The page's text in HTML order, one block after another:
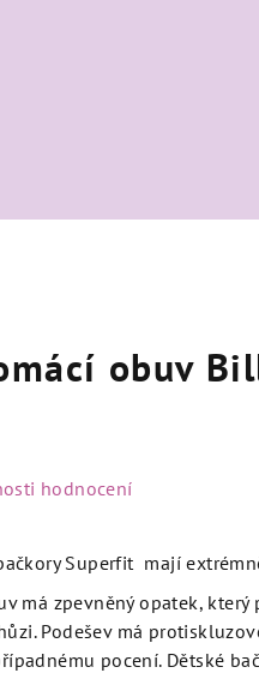
obuv
hodnocení
Superfit mají
má zpevněný opatek, který
Podešev má
pocení. Dětské